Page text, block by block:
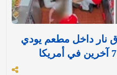
نار داخل مطعم يودي